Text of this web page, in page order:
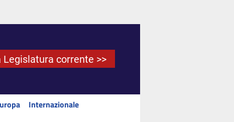
Legislatura corrente >>
Internazionale